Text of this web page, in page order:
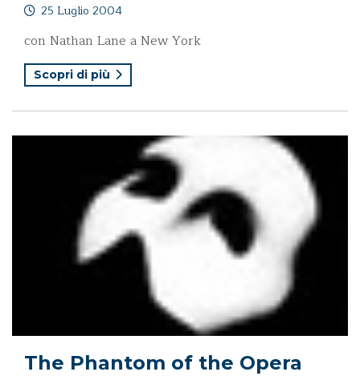
25 Luglio 2004
con Nathan Lane a New York
Scopri di più
The Phantom of the Opera